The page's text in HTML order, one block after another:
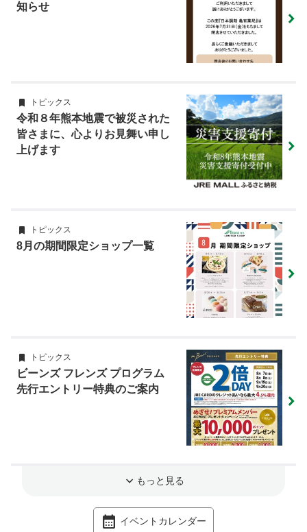
知らせ
トピックス
令和８年熊本地震で被災された
皆さまに、心よりお見舞い申し
上げます
トピックス
8月の期間限定ショップ一覧
トピックス
ビーンズ フレンズ プログラム
先行エントリー特典のご案内
もっと見る
イベントカレンダー